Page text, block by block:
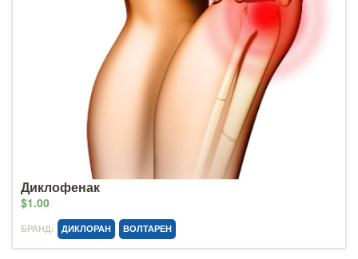
Диклофенак
$1.00
БРАНД: ДИКЛОРАН ВОЛТАРЕН